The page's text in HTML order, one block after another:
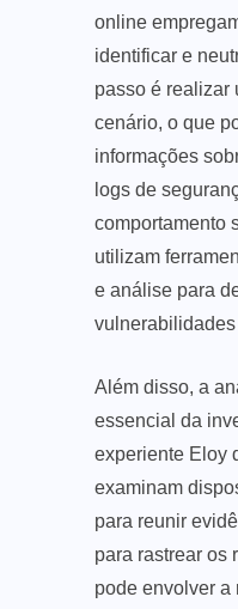
online
identificar e
passo é realizar
cenário, o que
informações
logs de
comportamento
utilizam
e análise para
Além disso, a
essencial da
experiente Eloy
examinam
para reunir
para rastrear os
pode envolver a